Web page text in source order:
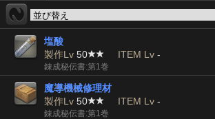
塩酸
製作Lv 50 ITEM Lv -
錬成秘伝書:第1巻
魔導機械修理材
製作Lv 50 ITEM Lv -
錬成秘伝書:第1巻